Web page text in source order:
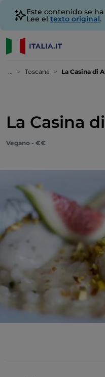
Este contenido se
Lee el texto original.
... Toscana La Casina di
La Casina
Vegano - €€